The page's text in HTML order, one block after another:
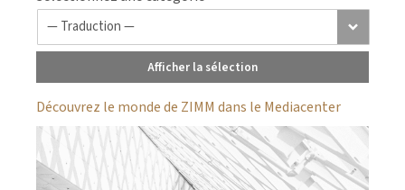
Afficher la sélection
Découvrez le monde de ZIMM dans le Mediacenter